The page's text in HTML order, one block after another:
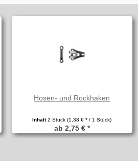
Hosen- und Rockhaken
Inhalt2 Stück(1,38 € * / 1 Stück)
ab 2,75 € *